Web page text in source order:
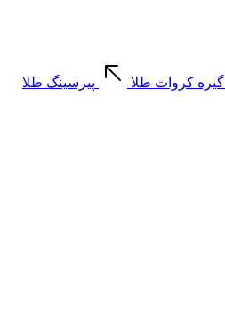
گیره کروات طلا پیرسینگ طلا